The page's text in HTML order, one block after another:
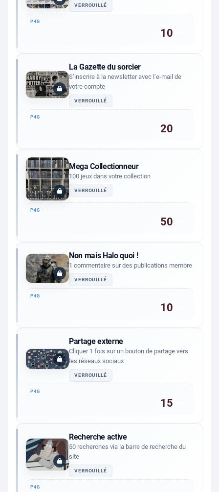
VERROUILLÉ
10
La Gazette du sorcier
S’inscrire à la newsletter avec l’e-mail de
votre compte
VERROUILLÉ
20
Mega Collectionneur
100 jeux dans votre collection
VERROUILLÉ
50
Non mais Halo quoi !
1 commentaire sur des publications membre
VERROUILLÉ
10
Partage externe
Cliquer 1 fois sur un bouton de partage vers
les réseaux sociaux
VERROUILLÉ
15
Recherche active
50 recherches via la barre de recherche du
site
VERROUILLÉ